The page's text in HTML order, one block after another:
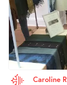
Caroline